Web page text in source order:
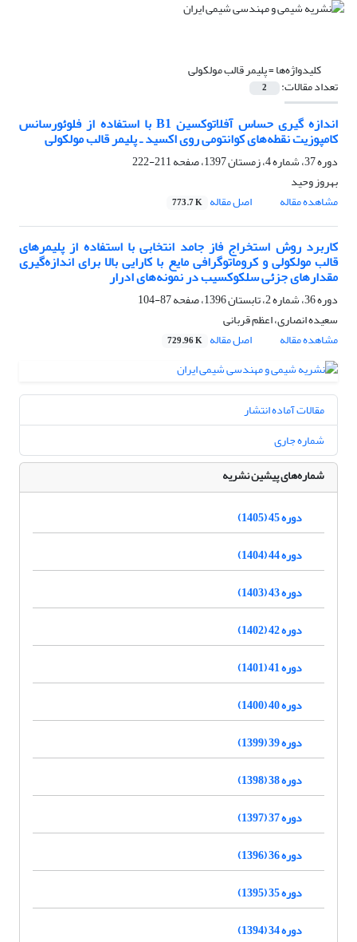
کلیدواژه‌ها =پلیمر قالب مولکولی
تعداد مقالات: 2
اندازه گیری حساس آفلاتوکسین B1 با استفاده از فلوئورسانس
کامپوزیت نقطه‌های کوانتومی روی اکسید ـ پلیمر قالب مولکولی
دوره 37، شماره 4، زمستان 1397، صفحه
211-222
بهروز وحید
مشاهده مقاله
اصل مقاله 773.7 K
کاربرد روش استخراج فاز جامد انتخابی با استفاده از پلیمرهای
قالب مولکولی و کروماتوگرافی مایع با کارایی بالا برای اندازه‌گیری
مقدارهای جزئی سلکوکسیب در نمونه‌های ادرار
دوره 36، شماره 2، تابستان 1396، صفحه
87-104
سعیده انصاری، اعظم قربانی
مشاهده مقاله
اصل مقاله 729.96 K
مقالات آماده انتشار
شماره جاری
شماره‌های پیشین نشریه
دوره 45 (1405)
دوره 44 (1404)
دوره 43 (1403)
دوره 42 (1402)
دوره 41 (1401)
دوره 40 (1400)
دوره 39 (1399)
دوره 38 (1398)
دوره 37 (1397)
دوره 36 (1396)
دوره 35 (1395)
دوره 34 (1394)